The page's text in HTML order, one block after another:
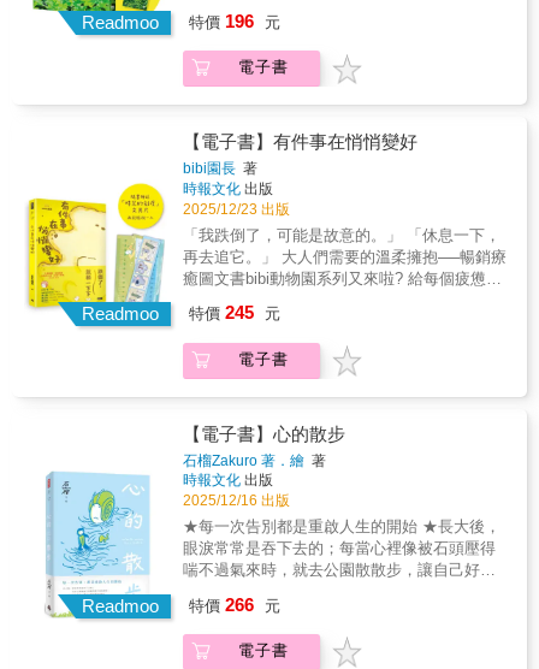
蘭攝影集 第5站--奧斯陸 | 一間奧斯陸博物館圖
鑑
Readmoo
的烏鴉，為了找出素未謀面的「同伴」，展開
了只屬於牠們的冒險故事！★2023年 法國漫畫
評論家協會「ACBD兒童部門漫畫獎」（Prix
輕的亞洲黑熊，獨自生活在日本某處的森林
裡。自兒時與家人分離之後，牠就再也沒有見
過其他的熊，一直因此感到寂寞。某日，膽小
的牠遇到了性格獨樹一幟、從小在城市裡長大
的一隻烏鴉，牠們決定一起踏上旅程，尋找未
曾謀面的同伴和遠在他處的故鄉。牠們穿越了
山脈、森林、草原、火山和湖泊，路途中與
鹿、貓頭鷹、蒼鷺和野豬等許多動物相遇，看
見許多風景、一起分享也創造許多回憶——究
伴」呢？而傳說中「能實現願望」的八咫烏大
神，又會幫助牠們達成願望嗎？◆ 寓言一般的
美麗故事，找尋「自我」與「夥伴」的無價旅
愛的動物漫畫作家「帆」，以與過往作品截然
不同的敘事方法所創作的最全新作品。藉由描
繪一部令人動容的動物友誼故事，作者帆在看
似溫馨可愛的日常友情互動中，蘊藏了細膩且
發人深省的哲理。透過兩隻動物的眼睛，人類
與動物、自我與群體、環境與自然……之間的
種種衝突與矛盾，都在這趟令人感動的旅程
動，同時也在心裡埋下了「勇氣」的種子。
「我已經能夠決定，自己想要前進的方向
了。」黑夜裡依靠著微微的光，朝未知明天再
特價 196 元
電子書
Readmoo
【電子書】有件事在悄悄變好
bibi園長 著
時報文化 出版
2025/12/23 出版
「我跌倒了，可能是故意的。」 「休息一下，
再去追它。」 大人們需要的溫柔擁抱──暢銷療
癒圖文書bibi動物園系列又來啦? 給每個疲憊脆
的世界，抱住搖搖晃晃的你。 百萬粉絲、千萬
按讚、上億點閱 療癒小漫畫的天花板！ 讀者
100%五星好評★★★★★ ★★ 療癒推薦 ★★
師、暢銷作家 詹奇奇｜IG人氣書評家 （依首字
筆畫排序） 回頭看過去一年， 我們總在經歷覺
得「我要完蛋了」的時刻。 遲到了、考壞了、
做錯選擇了、被裁員了， 錯過重要的時刻、失
去重要的人， 對生活漸漸沒了好奇心和期待
&hellip;&hellip; 《有件事在悄悄變好》記錄了
生活中這些不盡如人意的時刻， 給你意料之外
的可愛回應。 四季流轉，事情總會悄悄的變
化。 ★ 精選36篇高人氣全彩圖文漫畫，每篇都
特價 245 元
電子書
Readmoo
【電子書】心的散步
石榴Zakuro 著．繪 著
時報文化 出版
2025/12/16 出版
★每一次告別都是重啟人生的開始 ★長大後，
眼淚常常是吞下去的；每當心裡像被石頭壓得
喘不過氣來時，就去公園散散步，讓自己好好
了一個黑洞。可傷痛不會自行癒合，只能帶著
這個洞，一起活下去&hellip;&hellip; 人氣漫畫
家石榴Zakuro以靜謐細膩的畫風，描繪一段從
特價 266 元
電子書